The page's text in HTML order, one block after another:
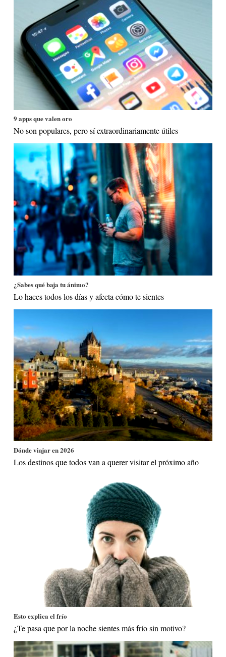
9 apps que valen oro
No son populares, pero sí extraordinariamente útiles
¿Sabes qué baja tu ánimo?
Lo haces todos los días y afecta cómo te sientes
Dónde viajar en 2026
Los destinos que todos van a querer visitar el próximo año
Esto explica el frío
¿Te pasa que por la noche sientes más frío sin motivo?